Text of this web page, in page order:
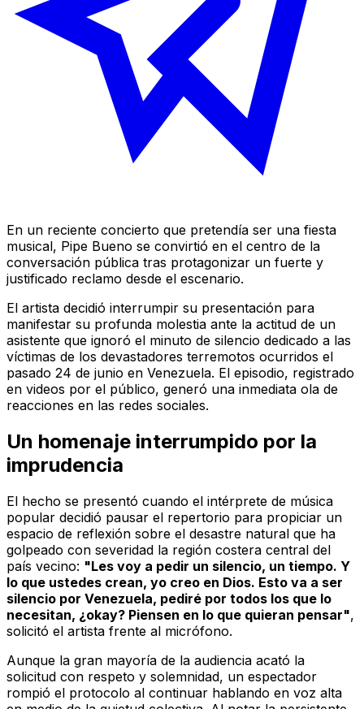
En un reciente concierto que pretendía ser una fiesta
musical, Pipe Bueno se convirtió en el centro de la
conversación pública tras protagonizar un fuerte y
justificado reclamo desde el escenario.
El artista decidió interrumpir su presentación para
manifestar su profunda molestia ante la actitud de un
asistente que ignoró el minuto de silencio dedicado a las
víctimas de los devastadores terremotos ocurridos el
pasado 24 de junio en Venezuela. El episodio, registrado
en videos por el público, generó una inmediata ola de
reacciones en las redes sociales.
Un homenaje interrumpido por la
imprudencia
El hecho se presentó cuando el intérprete de música
popular decidió pausar el repertorio para propiciar un
espacio de reflexión sobre el desastre natural que ha
golpeado con severidad la región costera central del
país vecino: "Les voy a pedir un silencio, un tiempo. Y
lo que ustedes crean, yo creo en Dios. Esto va a ser
silencio por Venezuela, pediré por todos los que lo
necesitan, ¿okay? Piensen en lo que quieran pensar",
solicitó el artista frente al micrófono.
Aunque la gran mayoría de la audiencia acató la
solicitud con respeto y solemnidad, un espectador
rompió el protocolo al continuar hablando en voz alta